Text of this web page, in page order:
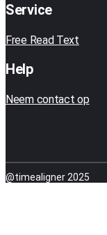
Service
Free Read Text
Help
Neem contact op
@timealigner 2025